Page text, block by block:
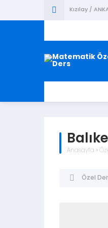
Kızılay /
Anasayfa »
Özel